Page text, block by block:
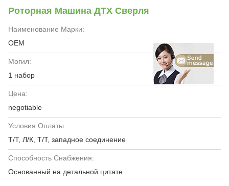
Роторная Машина ДТХ Сверля
Наименование Марки:
OEM
Могил:
1 набор
Цена:
negotiable
Условия Оплаты:
Т/Т, Л/К, Т/Т, западное соединение
Способность Снабжения:
Основанный на детальной цитате